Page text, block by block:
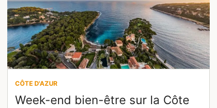
CÔTE D'AZUR
Week-end bien-être sur la Côte